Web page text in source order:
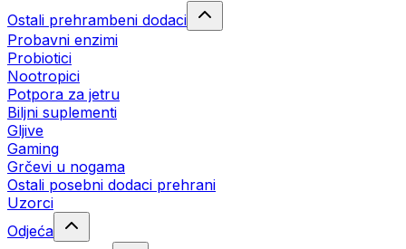
Ostali prehrambeni dodaci
Probavni enzimi
Probiotici
Nootropici
Potpora za jetru
Biljni suplementi
Gljive
Gaming
Grčevi u nogama
Ostali posebni dodaci prehrani
Uzorci
Odjeća